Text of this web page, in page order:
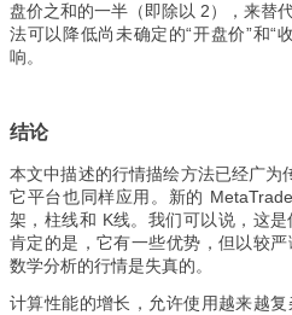
盘价之和的一半（即除以 2），来替
法可以降低尚未确定的“开盘价”和“
响。
结论
本文中描述的行情描绘方法已经广
它平台也同样应用。新的
架，柱线和 K线。我们可以说，这
肯定的是，它有一些优势，但以较
数学分析的行情是失真的。
计算性能的增长，允许使用越来越